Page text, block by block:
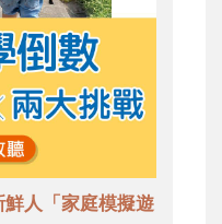
人「家庭模擬遊